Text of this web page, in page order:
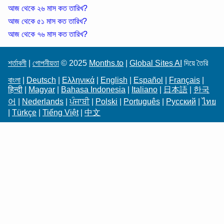
আজ থেকে ২৬ মাস কত তারিখ?
আজ থেকে ৫১ মাস কত তারিখ?
আজ থেকে ৭৬ মাস কত তারিখ?
শর্তাবলী গোপনীয়তা © 2025 Months.to Global Sites AI দিয়ে তৈরি
বাংলা
Deutsch Ελληνικά English Español Français
हिन्दी
Magyar Bahasa Indonesia Italiano 日本語
한국
어
Nederlands |ਪੰਜਾਬੀ| Polski Português Русский |ไทย
Türkçe Tiếng Việt| 中文